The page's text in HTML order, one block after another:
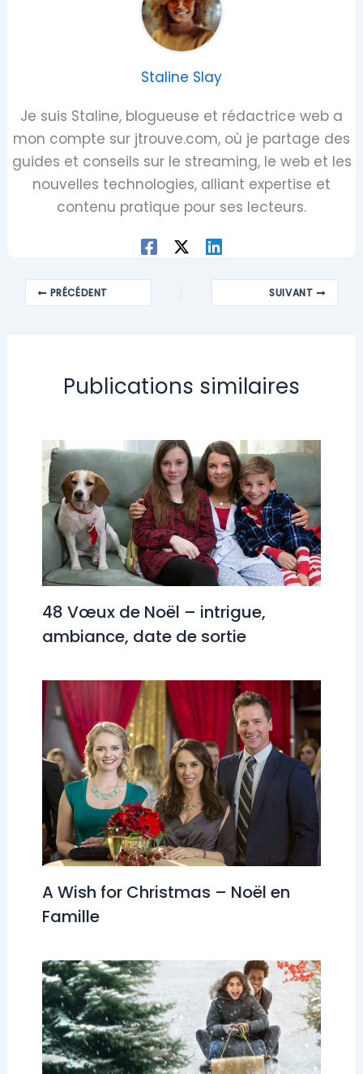
Staline Slay
Je suis Staline, blogueuse et rédactrice web a
mon compte sur jtrouve.com, où je partage des
guides et conseils sur le streaming, le web et les
nouvelles technologies, alliant expertise et
contenu pratique pour ses lecteurs.
PRÉCÉDENT SUIVANT
Publications similaires
48 Vœux de Noël – intrigue,
ambiance, date de sortie
A Wish for Christmas – Noël en
Famille